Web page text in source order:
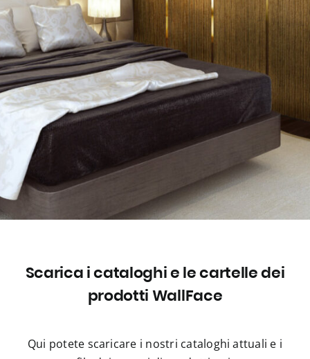
Scarica i cataloghi e le cartelle dei
prodotti WallFace
Qui potete scaricare i nostri cataloghi attuali e i